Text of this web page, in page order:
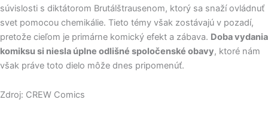
súvislosti s diktátorom Brutálštrausenom, ktorý sa snaží ovládnuť
svet pomocou chemikálie. Tieto témy však zostávajú v pozadí,
pretože cieľom je primárne komický efekt a zábava. Doba vydania
komiksu si niesla úplne odlišné spoločenské obavy, ktoré nám
však práve toto dielo môže dnes pripomenúť.
Zdroj: CREW Comics